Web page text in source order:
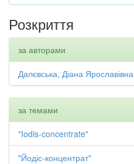
Розкриття
за авторами
Далєвська, Діана Ярославівна
за темами
"Iodis-concentrate"
"Йодіс-концентрат"